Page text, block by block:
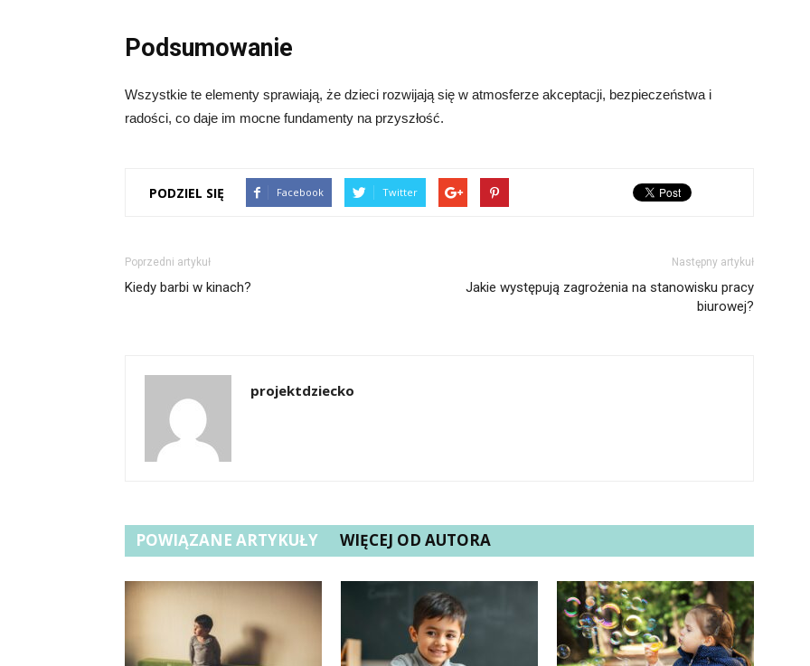
Podsumowanie
Wszystkie te elementy sprawiają, że dzieci rozwijają się w atmosferze akceptacji, bezpieczeństwa i
radości, co daje im mocne fundamenty na przyszłość.
PODZIEL SIĘ Facebook Twitter
Poprzedni artykuł
Kiedy barbi w kinach?
Następny artykuł
Jakie występują zagrożenia na stanowisku pracy
biurowej?
projektdziecko
POWIĄZANE ARTYKUŁY WIĘCEJ OD AUTORA